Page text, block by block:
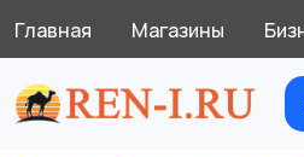
Главная Магазины